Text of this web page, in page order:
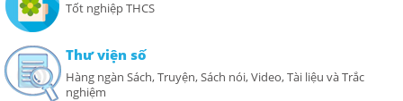
Tốt nghiệp THCS
Thư viện số
Hàng ngàn Sách, Truyện, Sách nói, Video, Tài liệu và Trắc
nghiệm